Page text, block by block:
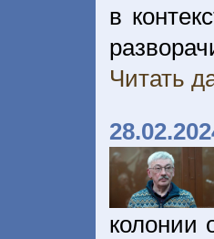
в
Читать
колонии